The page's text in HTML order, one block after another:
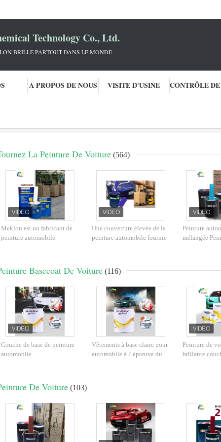
Technology Co., Ltd.
BRILLE PARTOUT DANS LE MONDE
A PROPOS DE NOUS VISITE D'USINE
La Peinture De Voiture (564)
Meklon est un fabricant de
peinture automobile
Une couverture élevée de la
peinture automobile fournie
Peinture
mélangée
Basecoat De Voiture (116)
Couche de base de peinture
automobile
Vêtements à base claire pour
automobile à l' épreuve du
Peinture de
brillante
De Voiture (103)